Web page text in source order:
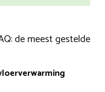
de meest gestelde